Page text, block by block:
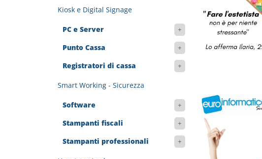
Kiosk e Digital Signage
PC e Server
Punto Cassa
Registratori di cassa
Smart Working - Sicurezza
Software
Stampanti fiscali
Stampanti professionali